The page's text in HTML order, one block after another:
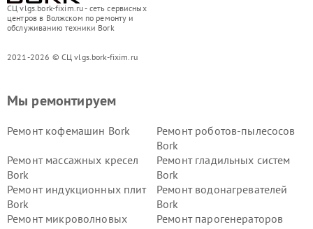
СЦ vlgs.bork-fixim.ru - сеть сервисных
центров в Волжском по ремонту и
обслуживанию техники Bork
2021-2026 © СЦ vlgs.bork-fixim.ru
Мы ремонтируем
Ремонт кофемашин Bork
Ремонт роботов-пылесосов
Bork
Ремонт массажных кресел
Bork
Ремонт гладильных систем
Bork
Ремонт индукционных плит
Bork
Ремонт водонагревателей
Bork
Ремонт микроволновых
Ремонт парогенераторов